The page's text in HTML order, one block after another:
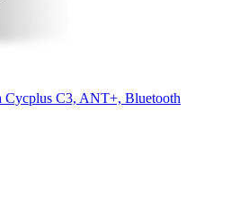
Cycplus C3, ANT+, Bluetooth